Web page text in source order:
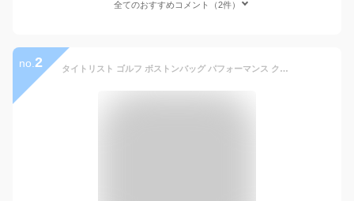
全てのおすすめコメント（2件）
no. 2 タイトリスト ゴルフ ボストンバッグ パフォーマンス クラシックJE ボストンバッグ TA23PCJEBBJ メンズ ブラック